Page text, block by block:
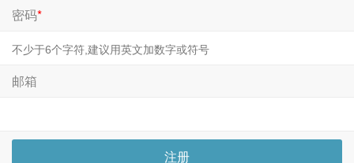
密码*
邮箱
注册